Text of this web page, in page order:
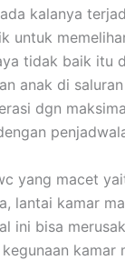
kalanya
untuk
tidak baik itu
anak di
dgn
yang macet
lantai kamar
ini bisa
kamar